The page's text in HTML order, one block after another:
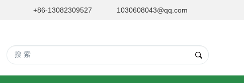
+86-13082309527 1030608043@qq.com